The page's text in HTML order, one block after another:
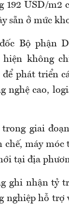
192 USD/m2
sẵn ở mức
Bộ phận
không
phát triển
nghệ cao,
giai
chế, máy
tại địa
ghi nhận tỷ
nghiệp hỗ trợ